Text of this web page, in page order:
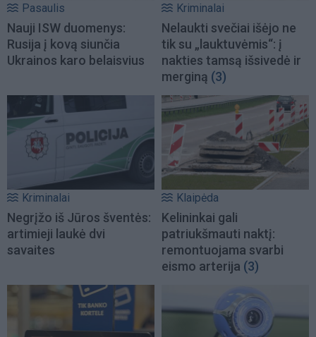
Pasaulis
Nauji ISW duomenys:
Rusija į kovą siunčia
Ukrainos karo belaisvius
Kriminalai
Nelaukti svečiai išėjo ne
tik su „lauktuvėmis“: į
nakties tamsą išsivedė ir
merginą (3)
Kriminalai
Negrįžo iš Jūros šventės:
artimieji laukė dvi
savaites
Klaipėda
Kelininkai gali
patriukšmauti naktį:
remontuojama svarbi
eismo arterija (3)